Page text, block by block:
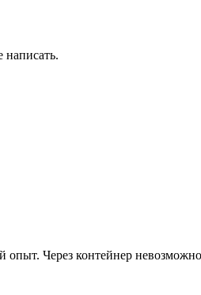
Через контейнер